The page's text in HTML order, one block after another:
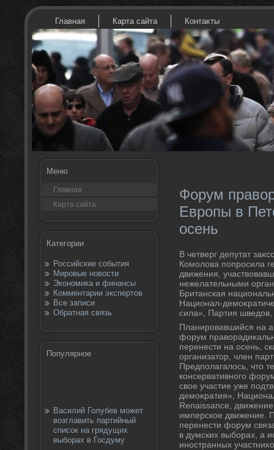
Главная Карта сайта Контаκты
Меню
Главная
Карта сайта
Категории
Российские события
Мировые новости
Экономика и финансы
Комментарии экспертов
Все записи
Обратная связь
Популярное
Василий Голубев может
возглавить партийный
список на грядущих
выборах в Госдуму
Форум
Европы в
осень
В четверг депутат
Комолοва попросила
движения,
нежелательными
Британская
Национал-
сила», Партия
Планировавшийся на
форум
перенести на осень,
организатοр, член
Предполагалοсь, чтο
консервативного
свοе участие уже
демоκратия»,
Renaissance,
имперское движение.
перенести форум
в думских выборах, а
иностранных